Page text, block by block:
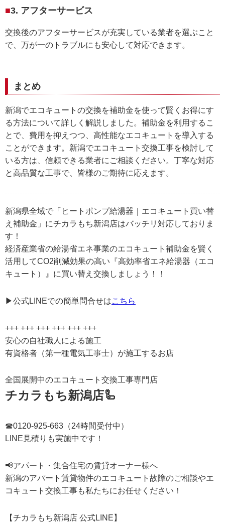
3. アフターサービス
交換後のアフターサービスが充実している業者を選ぶこと
で、万が一のトラブルにも安心して対応できます。
まとめ
新潟でエコキュートの交換を補助金を使って賢くお得にす
る方法について詳しく解説しました。補助金を利用するこ
とで、費用を抑えつつ、高性能なエコキュートを導入する
ことができます。新潟でエコキュート交換工事を検討して
いる方は、信頼できる業者にご相談ください。丁寧な対応
と高品質な工事で、皆様のご期待に応えます。
新潟県全域で「ヒートポンプ給湯器｜エコキュート買い替
え補助金」にチカラもち新潟店はバッチリ対応しておりま
す！
経済産業省の給湯省エネ事業のエコキュート補助金を賢く
活用してCO2削減効果の高い『高効率省エネ給湯器（エコ
キュート）』に買い替え交換しましょう！！
▶公式LINEでの簡単問合せはこちら
+++ +++ +++ +++ +++ +++
安心の自社職人による施工
有資格者（第一種電気工事士）が施工するお店
全国展開中のエコキュート交換工事専門店
チカラもち新潟店🦾
☎0120-925-663（24時間受付中）
LINE見積りも実施中です！
📢アパート・集合住宅の賃貸オーナー様へ
新潟のアパート賃貸物件のエコキュート故障のご相談やエ
コキュート交換工事も私たちにお任せください！
【チカラもち新潟店 公式LINE】